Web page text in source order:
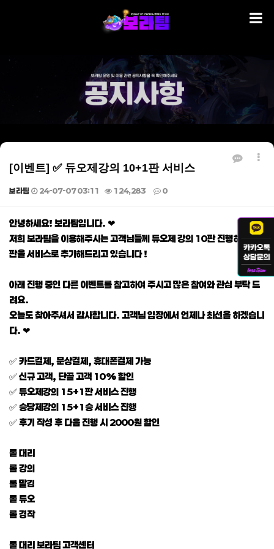
[이벤트] ✅ 듀오제강의 10+1판 서비스
보라팀 24-07-07 03:11 124,283 0
본문
안녕하세요! 보라팀입니다. ❤
저희 보라팀을 이용해주시는 고객님들께 듀오제 강의 10판 진행하시면 1
판을 서비스로 추가해드리고 있습니다 !
아래 진행 중인 다른 이벤트를 참고하여 주시고 많은 참여와 관심 부탁 드
려요.
오늘도 찾아주셔서 감사합니다. 고객님 입장에서 언제나 최선을 하겠습니
다. ❤
✅ 카드결제, 문상결제, 휴대폰결제 가능
✅ 신규 고객, 단골 고객 10% 할인
✅ 듀오제강의 15+1판 서비스 진행
✅ 승당제강의 15+1승 서비스 진행
✅ 후기 작성 후 다음 진행 시 2000원 할인
롤 대리
롤 강의
롤 맡김
롤 듀오
롤 경작
롤 대리 보라팀 고객센터